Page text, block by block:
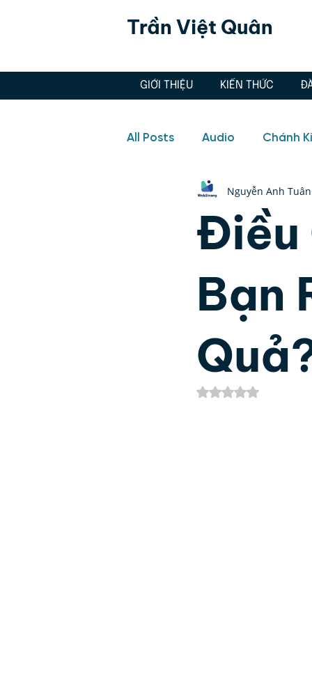
Trần Việt Quân
GIỚI THIỆU KIẾN THỨC
All Posts Audio Chánh
Hôn nhân, Tình yêu
Doanh nghiệp Hôn
Quản lý cảm xúc, Thiền,
Phát Triển Bản Thân
Điều
Bạn
Nguyễn Anh Tuân
Đã xếp hạng NaN/5